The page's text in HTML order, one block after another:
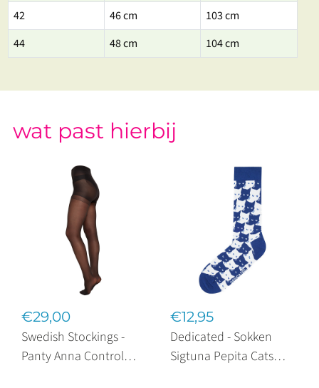
42
46 cm
103 cm
44
48 cm 104 cm
wat past hierbij
€29,00
Swedish Stockings -
Panty Anna Control
€12,95
Dedicated - Sokken
Sigtuna Pepita Cats